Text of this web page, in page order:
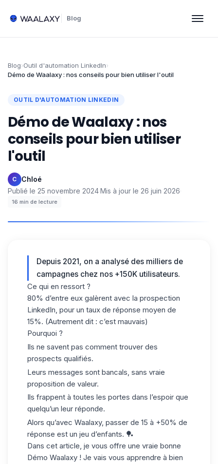
Blog
Blog›Outil d'automation LinkedIn›
Démo de Waalaxy : nos conseils pour bien utiliser l'outil
OUTIL D'AUTOMATION LINKEDIN
Démo de Waalaxy : nos
conseils pour bien utiliser
l'outil
C Chloé·
Publié le 25 novembre 2024·Mis à jour le 26 juin 2026·
16 min de lecture
Depuis 2021, on a analysé des milliers de
campagnes chez nos +150K utilisateurs.
Ce qui en ressort ?
80% d’entre eux galèrent avec la prospection
LinkedIn, pour un taux de réponse moyen de
15%. (Autrement dit : c’est mauvais)
Pourquoi ?
Ils ne savent pas comment trouver des
prospects qualifiés.
Leurs messages sont bancals, sans vraie
proposition de valeur.
Ils frappent à toutes les portes dans l’espoir que
quelqu’un leur réponde.
Alors qu’avec Waalaxy, passer de 15 à +50% de
réponse est un jeu d’enfants. 🏓
Dans cet article, je vous offre une vraie bonne
Démo Waalaxy ! Je vais vous apprendre à bien